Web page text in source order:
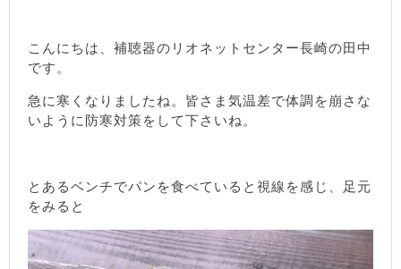
こんにちは、補聴器のリオネットセンター長崎の田中
です。
急に寒くなりましたね。皆さま気温差で体調を崩さな
いように防寒対策をして下さいね。
とあるベンチでパンを食べていると視線を感じ、足元
をみると